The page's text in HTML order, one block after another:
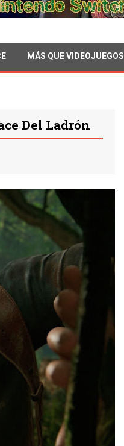
MÁS QUE VIDEOJUEGOS
Del Ladrón